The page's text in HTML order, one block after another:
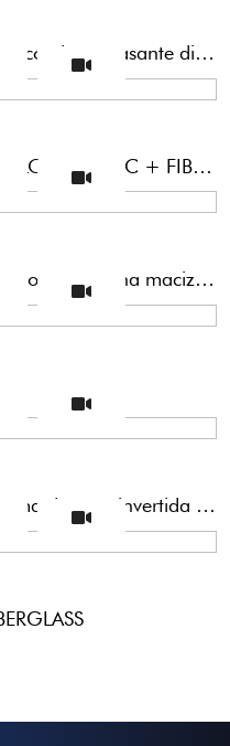
Flotador afilado de poliuretano, con línea pasante directa a través del cuerpo. La parte superior pintada del ...
PASSANTE LATERALEBALSAHOLLOW PLASTIC + FIBERGLASS
Flotador compacto de poliuretano con antena maciza de plástico de 3,5 mm y línea pasante lateral. Diseñado ...
Flotador de poliuretano con forma de pera invertida y línea pasante directa a través del cuerpo. La ...